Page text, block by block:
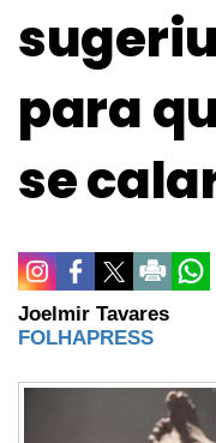
para
se
Joelmir Tavares
FOLHAPRESS